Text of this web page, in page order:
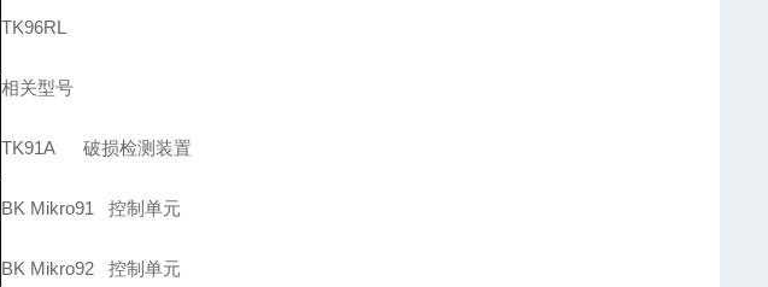
TK96RL
相关型号
TK91A 破损检测装置
BK Mikro91 控制单元
BK Mikro92 控制单元